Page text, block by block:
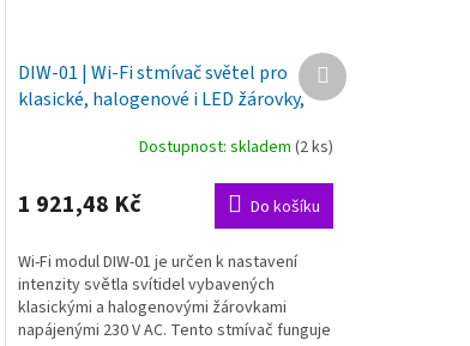
DIW-01 | Wi-Fi stmívač světel pro
klasické, halogenové i LED žárovky,
Dostupnost: skladem (2 ks)
1 921,48 Kč Do košíku
Wi-Fi modul DIW-01 je určen k nastavení
intenzity světla svítidel vybavených
klasickými a halogenovými žárovkami
napájenými 230 V AC. Tento stmívač funguje
Další
produkt